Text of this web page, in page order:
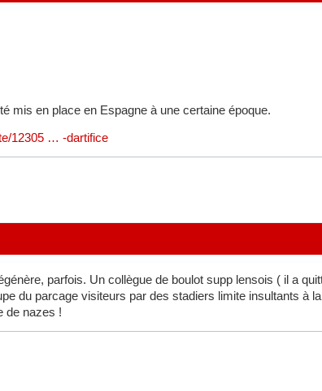
mis en place en Espagne à une certaine époque.
12305 … -dartifice
parfois. Un collègue de boulot supp lensois ( il a
du parcage visiteurs par des stadiers limite insultants à
de nazes !